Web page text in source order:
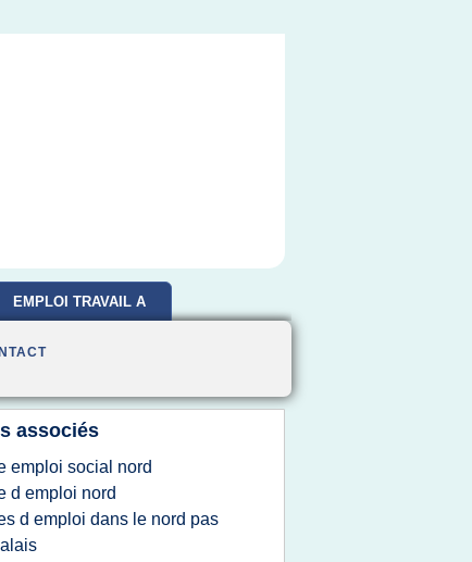
EMPLOI TRAVAIL A
associés
emploi social nord
d emploi nord
d emploi dans le nord pas